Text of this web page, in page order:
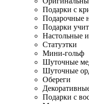
Подарки с
Подарочные
Подарки
Настольные
Статуэтки
Мини-гольф
Шуточные
Шуточные
Обереги
Подарки с